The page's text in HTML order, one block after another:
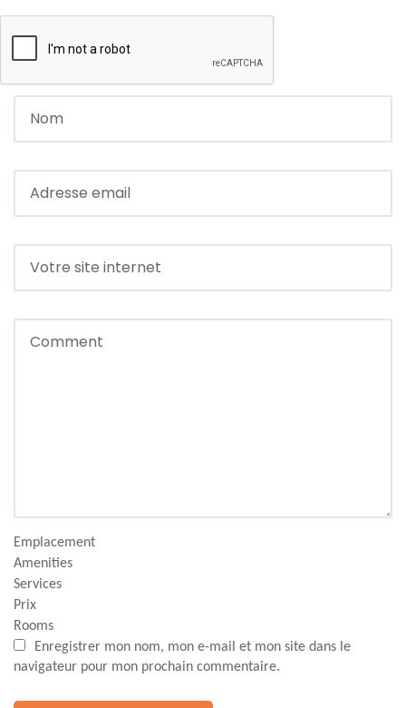
Emplacement
Amenities
Services
Prix
Rooms
Enregistrer mon nom, mon e-mail et mon site dans le
navigateur pour mon prochain commentaire.